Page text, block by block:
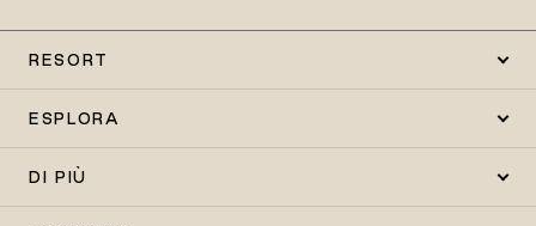
RESORT
ESPLORA
DI PIÙ